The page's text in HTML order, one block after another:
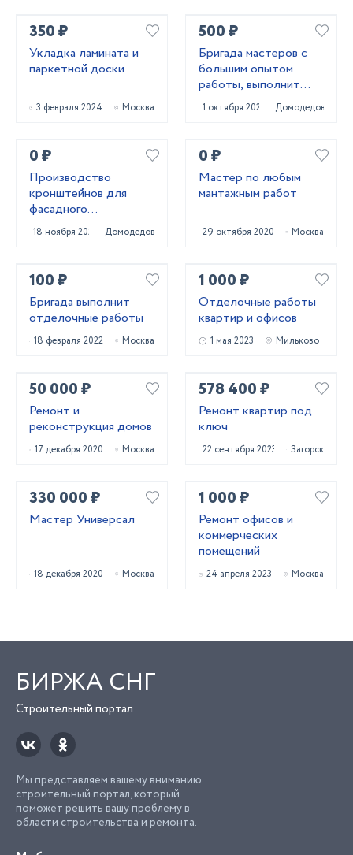
350 ₽
Укладка ламината и
паркетной доски
3 февраля 2024 Москва
500 ₽
Бригада мастеров с
большим опытом
работы, выполнит
качественный ремонт
квартиры, дома
1 октября 2020 Домодедово
0 ₽
Производство
кронштейнов для
фасадного
остекления и стоечно
ригельных систем!
18 ноября 2021 Домодедово
0 ₽
Мастер по любым
мантажным работ
29 октября 2020 Москва
100 ₽
Бригада выполнит
отделочные работы
18 февраля 2022 Москва
1 000 ₽
Отделочные работы
квартир и офисов
1 мая 2023 Мильково
50 000 ₽
Ремонт и
реконструкция домов
17 декабря 2020 Москва
578 400 ₽
Ремонт квартир под
ключ
22 сентября 2023 Загорск
330 000 ₽
Мастер Универсал
18 декабря 2020 Москва
1 000 ₽
Ремонт офисов и
коммерческих
помещений
24 апреля 2023 Москва
БИРЖА СНГ
Строительный портал
Мы представляем вашему вниманию
строительный портал, который
поможет решить вашу проблему в
области строительства и ремонта.